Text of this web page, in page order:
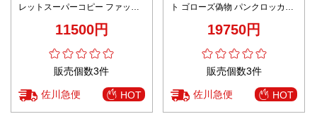
レットスーパーコピー ファッシ
11500円
販売個数3件
佐川急便 HOT
ト ゴローズ偽物 パンクロッカー
プル シルバー19750円
販売個数3件
佐川急便 HOT